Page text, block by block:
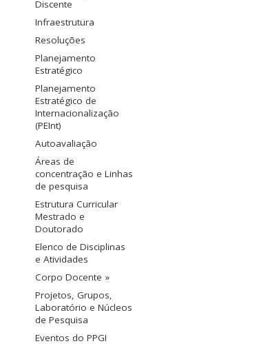
Discente
Infraestrutura
Resoluções
Planejamento
Estratégico
Planejamento
Estratégico de
Internacionalização
(PEInt)
Autoavaliação
Áreas de
concentração e Linhas
de pesquisa
Estrutura Curricular
Mestrado e
Doutorado
Elenco de Disciplinas
e Atividades
Corpo Docente »
Projetos, Grupos,
Laboratório e Núcleos
de Pesquisa
Eventos do PPGI